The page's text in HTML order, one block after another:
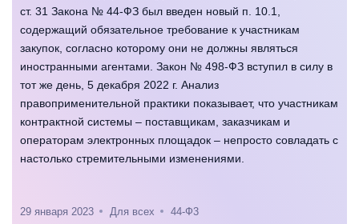
ст. 31 Закона № 44-ФЗ был введен новый п. 10.1,
содержащий обязательное требование к участникам
закупок, согласно которому они не должны являться
иностранными агентами. Закон № 498-ФЗ вступил в силу в
тот же день, 5 декабря 2022 г. Анализ
правоприменительной практики показывает, что участникам
контрактной системы – поставщикам, заказчикам и
операторам электронных площадок – непросто совладать с
настолько стремительными изменениями.
29 января 2023 Для всех 44-Ф3